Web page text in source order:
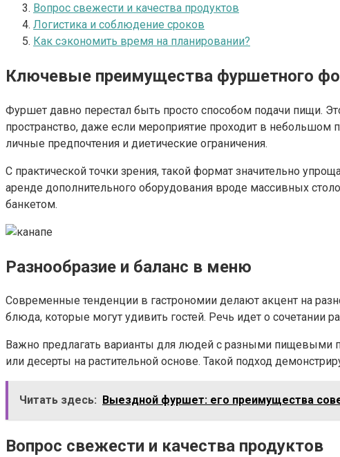
Вопрос свежести и качества продуктов
Логистика и соблюдение сроков
Как сэкономить время на планировании?
Ключевые преимущества фуршетного
Фуршет давно перестал быть просто способом подачи пищи.
пространство, даже если мероприятие проходит в
личные предпочтения и диетические ограничения.
С практической точки зрения, такой формат значительно
аренде дополнительного оборудования вроде массивных
банкетом.
Разнообразие и баланс в меню
Современные тенденции в гастрономии делают акцент на
блюда, которые могут удивить гостей. Речь идет о сочетании
Важно предлагать варианты для людей с разными пищевыми
или десерты на растительной основе. Такой подход
Читать здесь: Выездной фуршет: его преимущества
Вопрос свежести и качества продуктов